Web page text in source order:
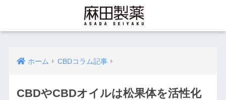
ホーム CBDコラム記事
CBDやCBDオイルは松果体を活性化